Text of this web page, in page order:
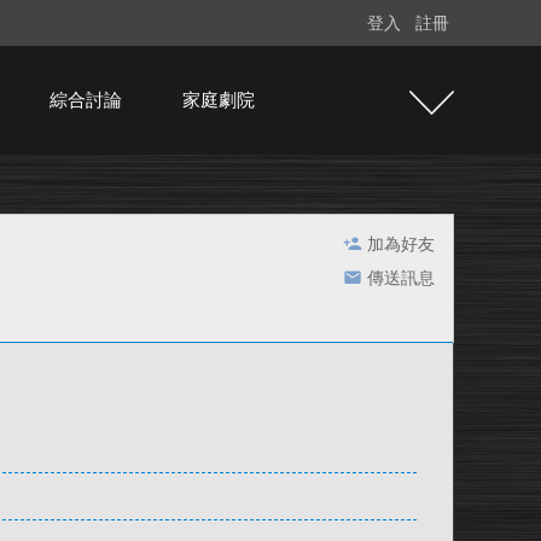
登入 註冊
綜合討論 家庭劇院
加為好友
傳送訊息